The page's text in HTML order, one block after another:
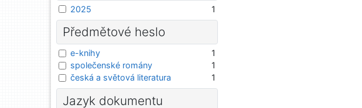
2025 1
Předmětové heslo
e-knihy
1
společenské romány
1
česká a světová literatura
1
Jazyk dokumentu